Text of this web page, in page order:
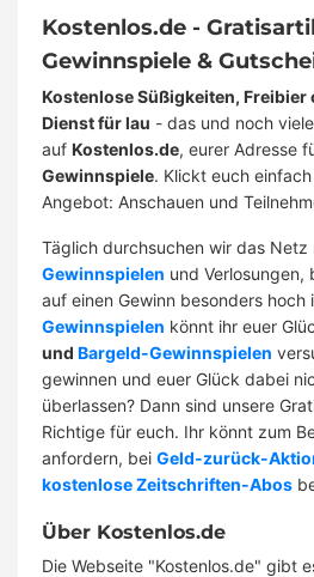
Kostenlos.de -
Gewinnspiele &
Kostenlose Süßigkeiten, Freibier
Dienst für lau - das und noch
auf Kostenlos.de, eurer Adresse
Gewinnspiele. Klickt euch
Angebot: Anschauen und
Täglich durchsuchen wir das Netz
Gewinnspielen und Verlosungen,
auf einen Gewinn besonders hoch
Gewinnspielen könnt ihr euer
und Bargeld-Gewinnspielen
gewinnen und euer Glück dabei
überlassen? Dann sind unsere
Richtige für euch. Ihr könnt zum
anfordern, bei Geld-zurück-
kostenlose Zeitschriften-Abos
Über Kostenlos.de
Die Webseite "Kostenlos.de" gibt